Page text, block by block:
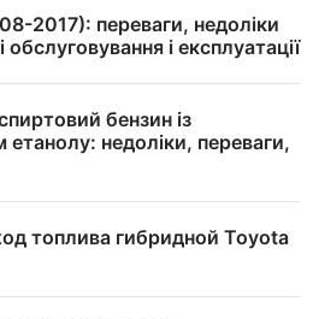
2017): переваги, недоліки
і експлуатації
бензин із
етанолу: недоліки, переваги,
топлива гибридной Toyota